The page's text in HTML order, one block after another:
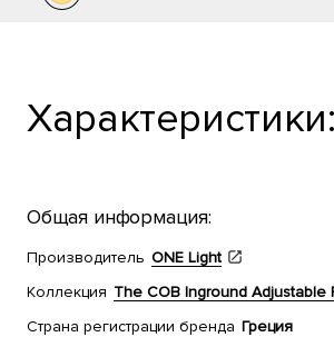
Характеристики:
Общая информация:
Производитель ONE Light
Коллекция The COB Inground Adjustable
Страна регистрации бренда Греция